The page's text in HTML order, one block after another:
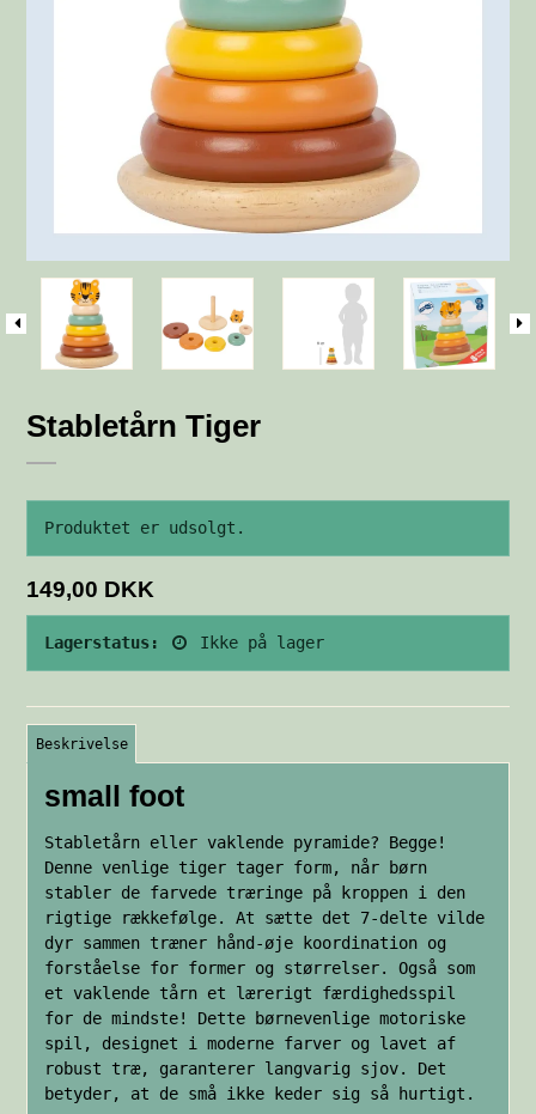
Stabletårn Tiger
Produktet er udsolgt.
149,00 DKK
Lagerstatus: Ikke på lager
Beskrivelse
small foot
Stabletårn eller vaklende pyramide? Begge!
Denne venlige tiger tager form, når børn
stabler de farvede træringe på kroppen i den
rigtige rækkefølge. At sætte det 7-delte vilde
dyr sammen træner hånd-øje koordination og
forståelse for former og størrelser. Også som
et vaklende tårn et lærerigt færdighedsspil
for de mindste! Dette børnevenlige motoriske
spil, designet i moderne farver og lavet af
robust træ, garanterer langvarig sjov. Det
betyder, at de små ikke keder sig så hurtigt.